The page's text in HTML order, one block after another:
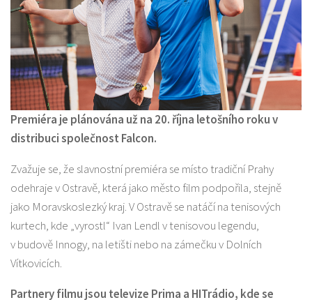
Premiéra je plánována už na 20. října letošního roku v
distribuci společnost Falcon.
Zvažuje se, že slavnostní premiéra se místo tradiční Prahy
odehraje v Ostravě, která jako město film podpořila, stejně
jako Moravskoslezký kraj. V Ostravě se natáčí na tenisových
kurtech, kde „vyrostl“ Ivan Lendl v tenisovou legendu,
v budově Innogy, na letišti nebo na zámečku v Dolních
Vítkovicích.
Partnery filmu jsou televize Prima a HITrádio, kde se